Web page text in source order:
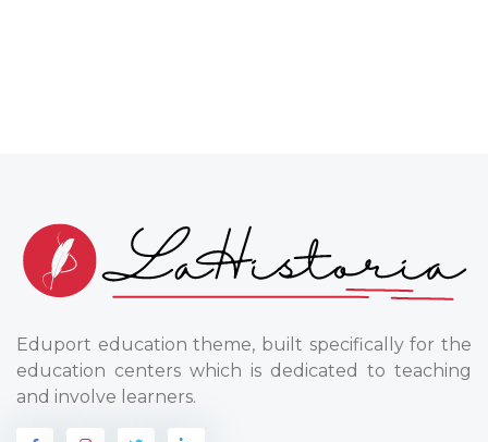
Eduport education theme, built specifically for the
education centers which is dedicated to teaching
and involve learners.